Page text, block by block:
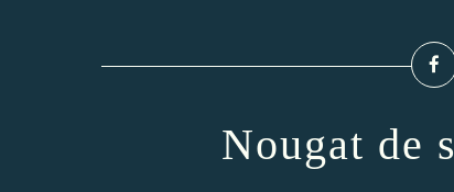
Nougat de